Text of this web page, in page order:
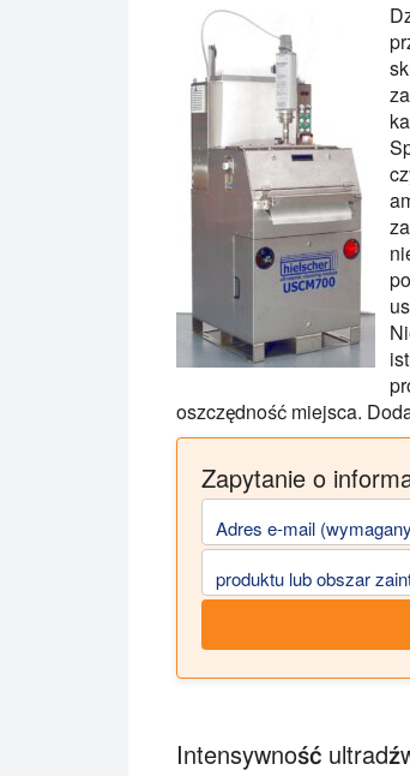
oszczędność miejsca.
Zapytanie o
Adres e-mail
produktu lub obszar
Intensywność